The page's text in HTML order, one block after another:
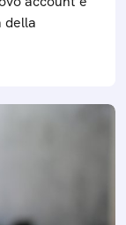
della